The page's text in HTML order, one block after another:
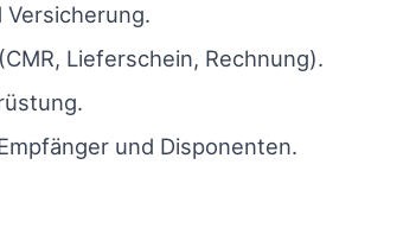
Lieferschein, Rechnung).
und Disponenten.